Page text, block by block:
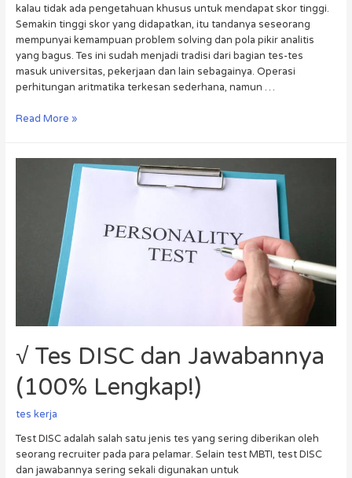
kalau tidak ada pengetahuan khusus untuk mendapat skor tinggi.
Semakin tinggi skor yang didapatkan, itu tandanya seseorang
mempunyai kemampuan problem solving dan pola pikir analitis
yang bagus. Tes ini sudah menjadi tradisi dari bagian tes-tes
masuk universitas, pekerjaan dan lain sebagainya. Operasi
perhitungan aritmatika terkesan sederhana, namun …
Read More »
√ Tes DISC dan Jawabannya
(100% Lengkap!)
tes kerja
Test DISC adalah salah satu jenis tes yang sering diberikan oleh
seorang recruiter pada para pelamar. Selain test MBTI, test DISC
dan jawabannya sering sekali digunakan untuk